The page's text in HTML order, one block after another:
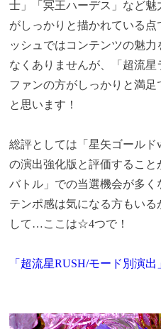
士」「冥王ハーデス」など
がしっかりと描かれている
ッシュではコンテンツの魅
なくありませんが、「超流星
ファンの方がしっかりと満
と思います！
総評としては「星矢ゴールド
の演出強化版と評価するこ
バトル」での当選機会が多く
テンポ感は気になる方もい
して…ここは☆4つで！
「超流星RUSH/モード別演